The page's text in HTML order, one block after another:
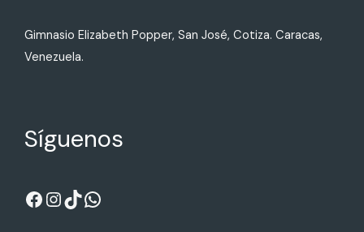
Gimnasio Elizabeth Popper, San José, Cotiza. Caracas,
Venezuela.
Síguenos